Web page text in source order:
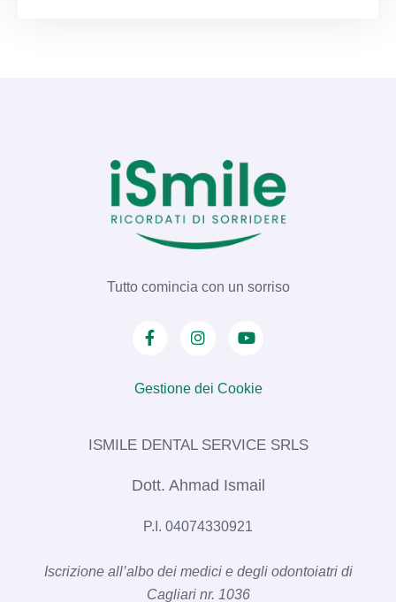
Tutto comincia con un sorriso
Gestione dei Cookie
ISMILE DENTAL SERVICE SRLS​
Dott. Ahmad Ismail
P.I. 04074330921
Iscrizione all’albo dei medici e degli odontoiatri di
Cagliari nr. 1036​